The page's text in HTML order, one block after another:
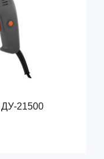
21500